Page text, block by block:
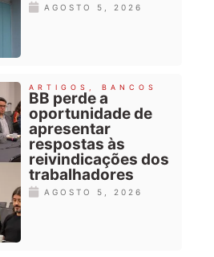
AGOSTO 5, 2026
ARTIGOS BANCOS
BB perde a
oportunidade de
apresentar
respostas às
reivindicações dos
trabalhadores
AGOSTO 5, 2026